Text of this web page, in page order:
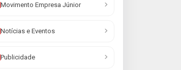
Movimento Empresa Júnior
Notícias e Eventos
Publicidade